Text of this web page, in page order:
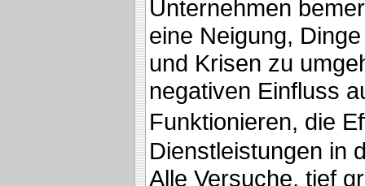
Unternehmen
eine Neigung,
und Krisen zu
negativen Einfluss
Funktionieren, die
Dienstleistungen in
Alle Versuche, tief